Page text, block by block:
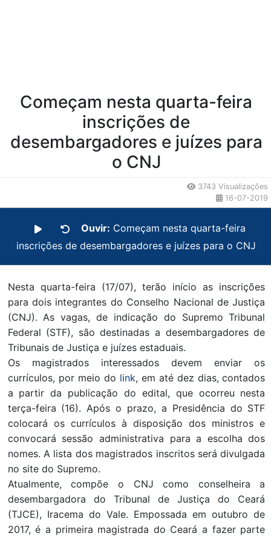
Começam nesta quarta-feira
inscrições de
desembargadores e juízes para
o CNJ
3743 Visualizações
16-07-2019
Ouvir: Começam nesta quarta-feira
inscrições de desembargadores e juízes para o CNJ
Nesta quarta-feira (17/07), terão início as inscrições
para dois integrantes do Conselho Nacional de Justiça
(CNJ). As vagas, de indicação do Supremo Tribunal
Federal (STF), são destinadas a desembargadores de
Tribunais de Justiça e juízes estaduais.
Os magistrados interessados devem enviar os
currículos, por meio do link, em até dez dias, contados
a partir da publicação do edital, que ocorreu nesta
terça-feira (16). Após o prazo, a Presidência do STF
colocará os currículos à disposição dos ministros e
convocará sessão administrativa para a escolha dos
nomes. A lista dos magistrados inscritos será divulgada
no site do Supremo.
Atualmente, compõe o CNJ como conselheira a
desembargadora do Tribunal de Justiça do Ceará
(TJCE), Iracema do Vale. Empossada em outubro de
2017, é a primeira magistrada do Ceará a fazer parte